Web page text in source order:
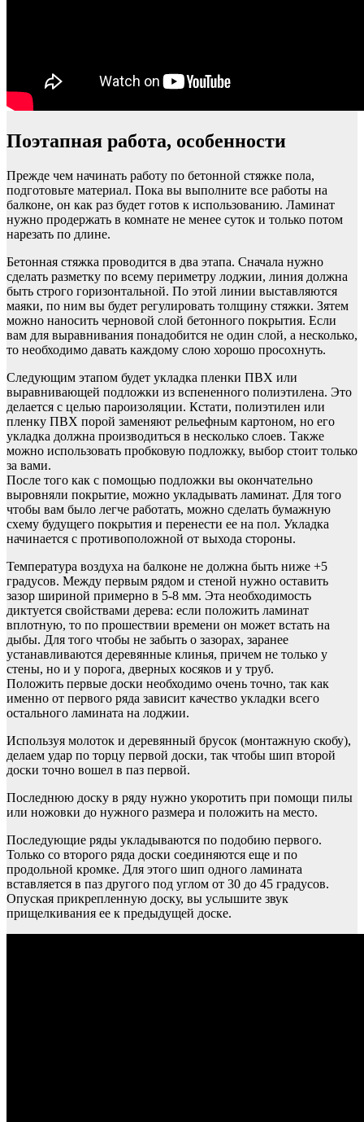
Поэтапная работа, особенности
Прежде чем начинать работу по бетонной стяжке пола,
подготовьте материал. Пока вы выполните все работы на
балконе, он как раз будет готов к использованию. Ламинат
нужно продержать в комнате не менее суток и только потом
нарезать по длине.
Бетонная стяжка проводится в два этапа. Сначала нужно
сделать разметку по всему периметру лоджии, линия должна
быть строго горизонтальной. По этой линии выставляются
маяки, по ним вы будет регулировать толщину стяжки. Зятем
можно наносить черновой слой бетонного покрытия. Если
вам для выравнивания понадобится не один слой, а несколько,
то необходимо давать каждому слою хорошо просохнуть.
Следующим этапом будет укладка пленки ПВХ или
выравнивающей подложки из вспененного полиэтилена. Это
делается с целью пароизоляции. Кстати, полиэтилен или
пленку ПВХ порой заменяют рельефным картоном, но его
укладка должна производиться в несколько слоев. Также
можно использовать пробковую подложку, выбор стоит только
за вами.
После того как с помощью подложки вы окончательно
выровняли покрытие, можно укладывать ламинат. Для того
чтобы вам было легче работать, можно сделать бумажную
схему будущего покрытия и перенести ее на пол. Укладка
начинается с противоположной от выхода стороны.
Температура воздуха на балконе не должна быть ниже +5
градусов. Между первым рядом и стеной нужно оставить
зазор шириной примерно в 5-8 мм. Эта необходимость
диктуется свойствами дерева: если положить ламинат
вплотную, то по прошествии времени он может встать на
дыбы. Для того чтобы не забыть о зазорах, заранее
устанавливаются деревянные клинья, причем не только у
стены, но и у порога, дверных косяков и у труб.
Положить первые доски необходимо очень точно, так как
именно от первого ряда зависит качество укладки всего
остального ламината на лоджии.
Используя молоток и деревянный брусок (монтажную скобу),
делаем удар по торцу первой доски, так чтобы шип второй
доски точно вошел в паз первой.
Последнюю доску в ряду нужно укоротить при помощи пилы
или ножовки до нужного размера и положить на место.
Последующие ряды укладываются по подобию первого.
Только со второго ряда доски соединяются еще и по
продольной кромке. Для этого шип одного ламината
вставляется в паз другого под углом от 30 до 45 градусов.
Опуская прикрепленную доску, вы услышите звук
прищелкивания ее к предыдущей доске.